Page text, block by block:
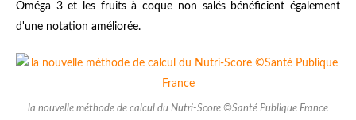
Oméga 3 et les fruits à coque non salés bénéficient également
d'une notation améliorée.
la nouvelle méthode de calcul du Nutri-Score ©Santé Publique France